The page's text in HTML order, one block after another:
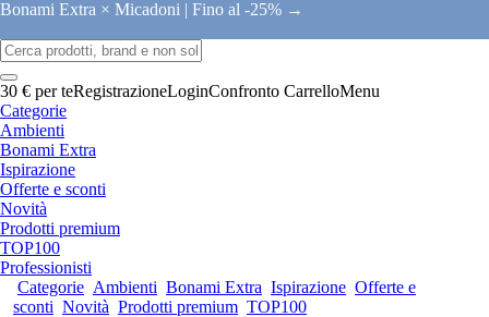
Bonami Extra × Micadoni | Fino al -25% →
30 € per teRegistrazioneLoginConfronto CarrelloMenu
Categorie
Ambienti
Bonami Extra
Ispirazione
Offerte e sconti
Novità
Prodotti premium
TOP100
Professionisti
Categorie Ambienti Bonami Extra Ispirazione Offerte e
sconti Novità Prodotti premium TOP100